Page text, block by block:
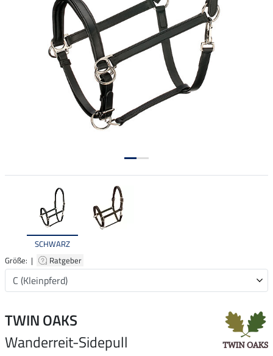
SCHWARZ
Größe: |
Ratgeber
TWIN OAKS
Wanderreit-Sidepull